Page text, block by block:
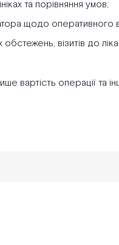
та порівняння умов;
щодо оперативного
візитів до
вартість операції та